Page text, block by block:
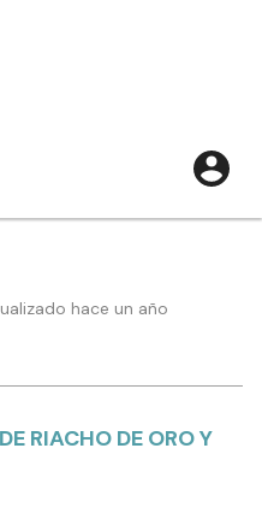
hace un año
RIACHO DE ORO Y